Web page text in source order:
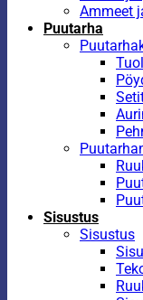
Ammeet
Puutarha
Sisustus
Sisustus